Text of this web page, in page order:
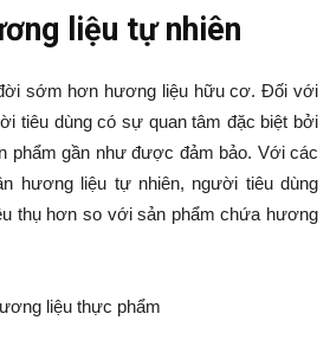
liệu tự nhiên
sớm hơn hương liệu hữu cơ. Đối với
tiêu dùng có sự quan tâm đặc biệt bởi
phẩm gần như được đảm bảo. Với các
hương liệu tự nhiên, người tiêu dùng
thụ hơn so với sản phẩm chứa hương